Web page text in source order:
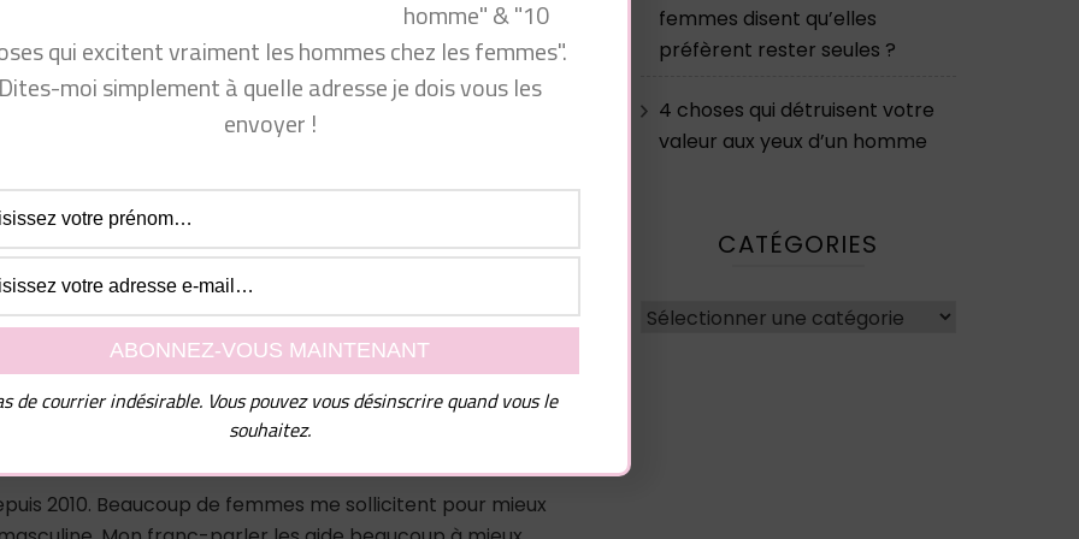
consulter mon site Conseils Séduction Femmes ou me
groups/conseilsseductionfemmes/
produit_bio/
reseaux-sociaux-de-fabrice-julien/
bien vous intéresser 👁 : https://youtu.be/T-eNsyagnew
» dans les commentaires !
2010. Beaucoup de femmes me sollicitent pour mieux
femmes disent qu’elles
préfèrent rester seules ?
4 choses qui détruisent votre
valeur aux yeux d’un homme
CATÉGORIES
Catégories
homme" & "10
qui excitent vraiment les hommes chez les femmes".
Dites-moi simplement à quelle adresse je dois vous les
envoyer !
de courrier indésirable. Vous pouvez vous désinscrire quand vous le
souhaitez.